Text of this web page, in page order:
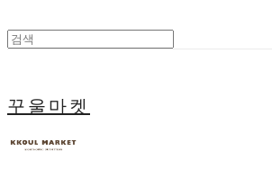
꾸울마켓